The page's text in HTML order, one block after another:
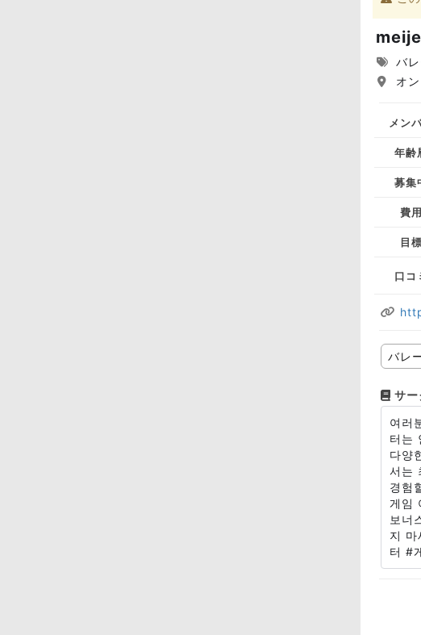
バ
オ
メン
年齢
募集
費用
目標
口コ
バレ
サー
여러
터는
다양
서는
경험
게임
보너
지 마
터 #